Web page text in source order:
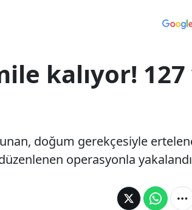
kalıyor! 127
doğum gerekçesiyle
operasyonla